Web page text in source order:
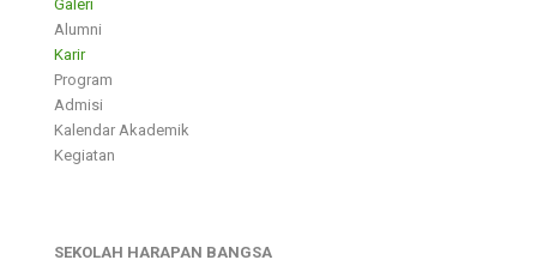
Galeri
Alumni
Karir
Program
Admisi
Kalendar Akademik
Kegiatan
SEKOLAH HARAPAN BANGSA